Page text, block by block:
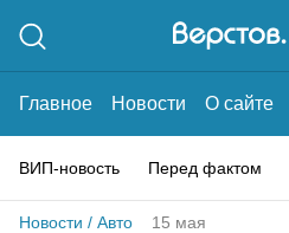
Главное Новости О сайте
ВИП-новость Перед фактом
Новости / Авто 15 мая